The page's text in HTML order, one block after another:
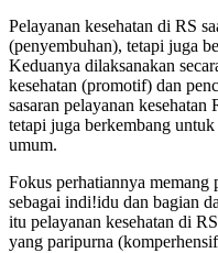
Pelayanan kesehatan di RS
(penyembuhan), tetapi juga
Keduanya dilaksanakan
kesehatan (promotif) dan
sasaran pelayanan
tetapi juga berkembang
umum.
Fokus perhatiannya memang
sebagai indi!idu dan bagian
itu pelayanan kesehatan di
yang paripurna